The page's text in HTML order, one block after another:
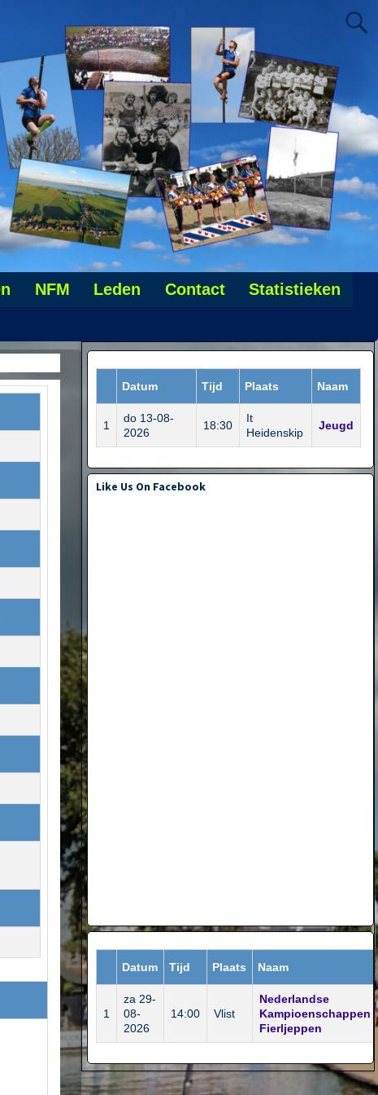
NFM Leden Contact
Statistieken
Datum Tijd Plaats Naam
1
do 13-08-
2026
18:30
It
Heidenskip
Jeugd
Like Us On Facebook
Datum Tijd Plaats Naam
1
za 29-
08-
2026
14:00 Vlist
Nederlandse
Kampioenschappen
Fierljeppen